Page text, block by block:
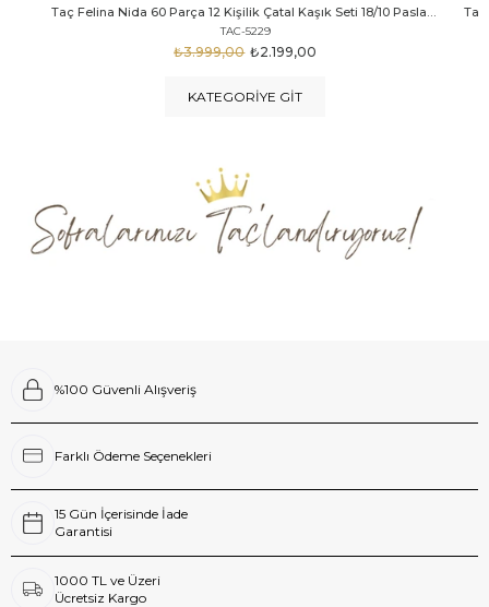
Taç Calista Tivoli 72 Parça 12 Kişilik Çatal Kaşık Bıçak Seti
TAC-5040
₺2.999,00
₺4.289,00
Taç
KATEGORIYE GIT
%100 Güvenli Alışveriş
Farklı Ödeme Seçenekleri
15 Gün İçerisinde İade
Garantisi
1000 TL ve Üzeri
Ücretsiz Kargo